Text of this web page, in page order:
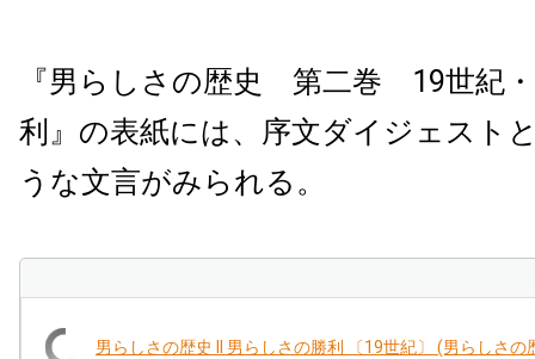
『男らしさの歴史 第二巻 19世紀
利』の表紙には、序文ダイジェスト
うな文言がみられる。
男らしさの歴史 II 男らしさの勝利 〔19世紀〕 (男らしさの